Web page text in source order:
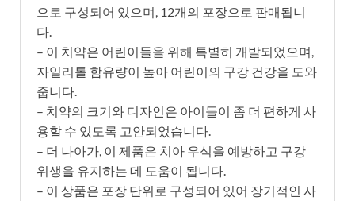
으로 구성되어 있으며, 12개의 포장으로 판매됩니
다.
– 이 치약은 어린이들을 위해 특별히 개발되었으며,
자일리톨 함유량이 높아 어린이의 구강 건강을 도와
줍니다.
– 치약의 크기와 디자인은 아이들이 좀 더 편하게 사
용할 수 있도록 고안되었습니다.
– 더 나아가, 이 제품은 치아 우식을 예방하고 구강
위생을 유지하는 데 도움이 됩니다.
– 이 상품은 포장 단위로 구성되어 있어 장기적인 사